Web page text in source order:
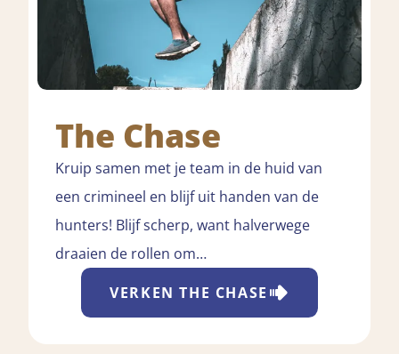
The Chase
Kruip samen met je team in de huid van
een crimineel en blijf uit handen van de
hunters! Blijf scherp, want halverwege
draaien de rollen om…
VERKENTHE CHASE